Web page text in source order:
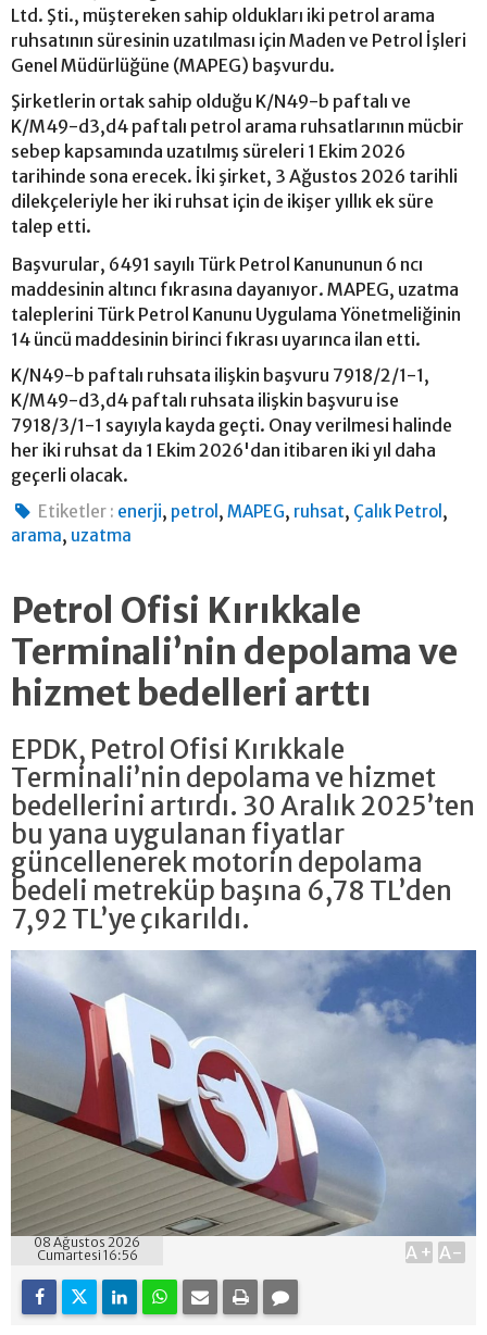
Ltd. Şti., müştereken sahip oldukları iki petrol arama
ruhsatının süresinin uzatılması için Maden ve Petrol İşleri
Genel Müdürlüğüne (MAPEG) başvurdu.
Şirketlerin ortak sahip olduğu K/N49-b paftalı ve
K/M49-d3,d4 paftalı petrol arama ruhsatlarının mücbir
sebep kapsamında uzatılmış süreleri 1 Ekim 2026
tarihinde sona erecek. İki şirket, 3 Ağustos 2026 tarihli
dilekçeleriyle her iki ruhsat için de ikişer yıllık ek süre
talep etti.
Başvurular, 6491 sayılı Türk Petrol Kanununun 6 ncı
maddesinin altıncı fıkrasına dayanıyor. MAPEG, uzatma
taleplerini Türk Petrol Kanunu Uygulama Yönetmeliğinin
14 üncü maddesinin birinci fıkrası uyarınca ilan etti.
K/N49-b paftalı ruhsata ilişkin başvuru 7918/2/1-1,
K/M49-d3,d4 paftalı ruhsata ilişkin başvuru ise
7918/3/1-1 sayıyla kayda geçti. Onay verilmesi halinde
her iki ruhsat da 1 Ekim 2026'dan itibaren iki yıl daha
geçerli olacak.
Etiketler : enerji, petrol ,MAPEG, ruhsat, Çalık Petrol ,
arama, uzatma
Petrol Ofisi Kırıkkale
Terminali’nin depolama ve
hizmet bedelleri arttı
EPDK, Petrol Ofisi Kırıkkale
Terminali’nin depolama ve hizmet
bedellerini artırdı. 30 Aralık 2025’ten
bu yana uygulanan fiyatlar
güncellenerek motorin depolama
bedeli metreküp başına 6,78 TL’den
7,92 TL’ye çıkarıldı.
08 Ağustos 2026
Cumartesi 16:56
A+ A-